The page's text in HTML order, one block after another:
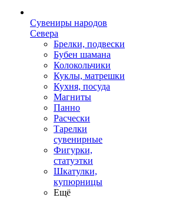
Сувениры народов
Севера
Брелки, подвески
Бубен шамана
Колокольчики
Куклы, матрешки
Кухня, посуда
Магниты
Панно
Расчески
Тарелки
сувенирные
Фигурки,
статуэтки
Шкатулки,
купюрницы
Ещё